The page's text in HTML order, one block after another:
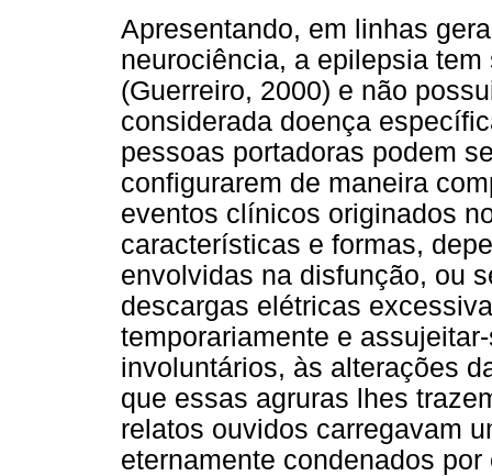
Apresentando, em linhas
neurociência, a epilepsia
(Guerreiro, 2000) e não
considerada doença
pessoas portadoras podem
configurarem de maneira
eventos clínicos originados
características e formas,
envolvidas na disfunção, ou
descargas elétricas
temporariamente e
involuntários, às alterações
que essas agruras lhes
relatos ouvidos carregavam
eternamente condenados